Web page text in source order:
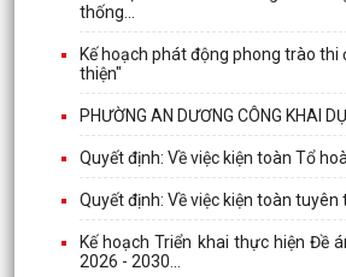
thống...
Kế hoạch phát động phong trào
thiện"
PHƯỜNG AN DƯƠNG CÔNG KHAI
Quyết định: Về việc kiện toàn Tổ
Quyết định: Về việc kiện toàn
Kế hoạch Triển khai thực hiện Đề
2026 - 2030...